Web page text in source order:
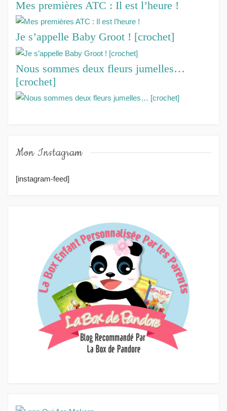
Mes premières ATC : Il est l’heure !
Je s’appelle Baby Groot ! [crochet]
Nous sommes deux fleurs jumelles…
[crochet]
Mon Instagram
[instagram-feed]